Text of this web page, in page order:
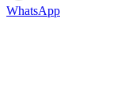
WhatsApp